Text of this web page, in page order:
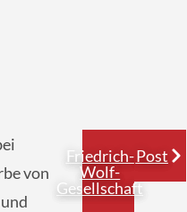
von
Friedrich-
Wolf-
Gesellschaft
Post